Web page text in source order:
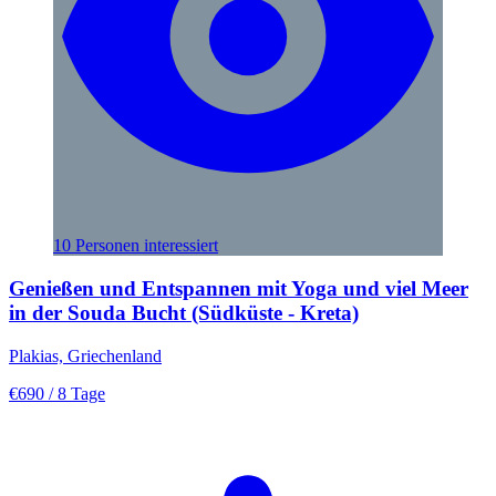
10 Personen interessiert
Genießen und Entspannen mit Yoga und viel Meer
in der Souda Bucht (Südküste - Kreta)
Plakias, Griechenland
€690 / 8 Tage